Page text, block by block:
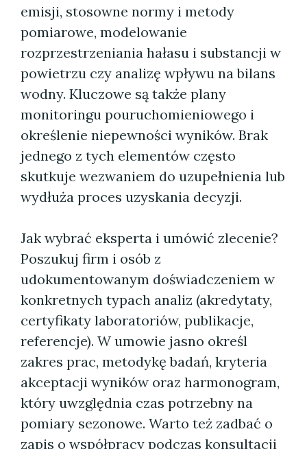
emisji, stosowne normy i metody
pomiarowe, modelowanie
rozprzestrzeniania hałasu i substancji w
powietrzu czy analizę wpływu na bilans
wodny. Kluczowe są także plany
monitoringu pouruchomieniowego i
określenie niepewności wyników. Brak
jednego z tych elementów często
skutkuje wezwaniem do uzupełnienia lub
wydłuża proces uzyskania decyzji.
Jak wybrać eksperta i umówić zlecenie?
Poszukuj firm i osób z
udokumentowanym doświadczeniem w
konkretnych typach analiz (akredytaty,
certyfikaty laboratoriów, publikacje,
referencje). W umowie jasno określ
zakres prac, metodykę badań, kryteria
akceptacji wyników oraz harmonogram,
który uwzględnia czas potrzebny na
pomiary sezonowe. Warto też zadbać o
zapis o współpracy podczas konsultacji